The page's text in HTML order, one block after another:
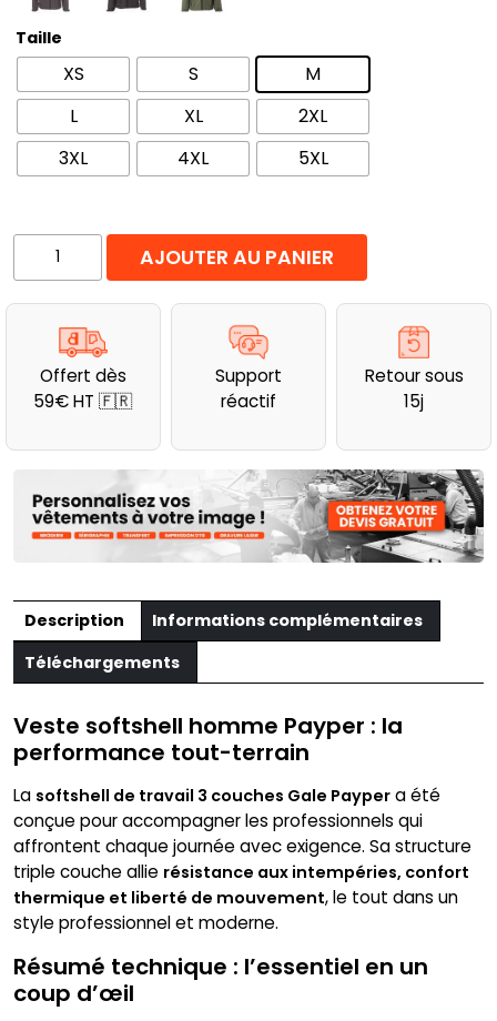
Taille
XS S
M
L
XL
2XL
3XL
4XL 5XL
quantité
de
Softshell
travail
couches
Payper
AJOUTER AU PANIER
Offert dès
59€ HT 🇫🇷
Support
réactif
Retour sous
15j
Description
Informations complémentaires
Téléchargements
Veste softshell homme Payper : la
performance tout-terrain
La softshell de travail 3 couches Gale Payper a été
conçue pour accompagner les professionnels qui
affrontent chaque journée avec exigence. Sa structure
triple couche allie résistance aux intempéries, confort
thermique et liberté de mouvement, le tout dans un
style professionnel et moderne.
Résumé technique : l’essentiel en un
coup d’œil